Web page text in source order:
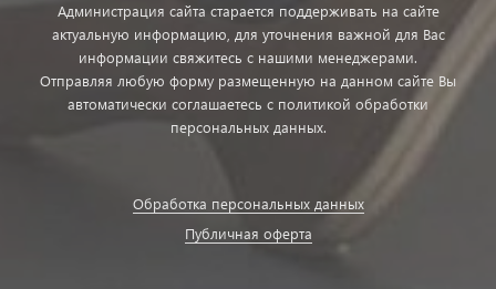
Администрация сайта старается поддерживать на сайте
актуальную информацию, для уточнения важной для Вас
информации свяжитесь с нашими менеджерами.
Отправляя любую форму размещенную на данном сайте Вы
автоматически соглашаетесь с политикой обработки
персональных данных.
Обработка персональных данных
Публичная оферта